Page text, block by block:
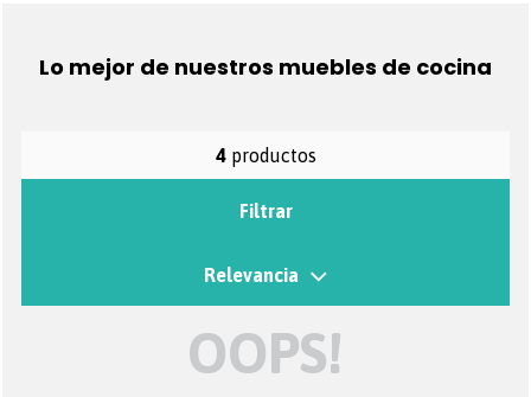
Lo mejor de nuestros muebles de cocina
4 productos
Filtrar
Relevancia
OOPS!